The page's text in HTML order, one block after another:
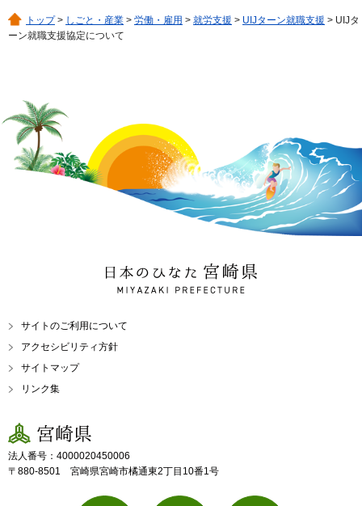
トップ> しごと・産業 > 労働・雇用 > 就労支援 > UIJターン就職支援 > UIJタ
ーン就職支援協定について
日本のひなた 宮崎県
MIYAZAKI PREFECTURE
サイトのご利用について
アクセシビリティ方針
サイトマップ
リンク集
宮崎県
法人番号：4000020450006
〒880-8501 宮崎県宮崎市橘通東2丁目10番1号